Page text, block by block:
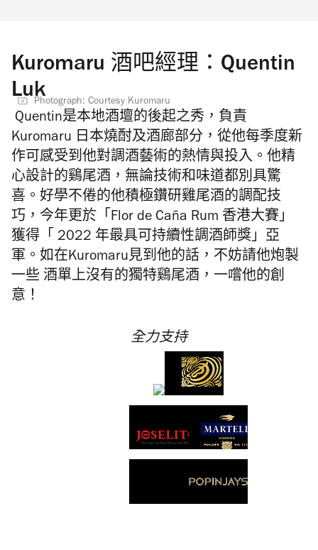
Kuromaru 酒吧經理：Quentin
LukPhotograph: Courtesy Kuromaru
Quentin是本地酒壇的後起之秀，負責
Kuromaru 日本燒酎及酒廊部分，從他每季度新
作可感受到他對調酒藝術的熱情與投入。他精
心設計的鷄尾酒，無論技術和味道都別具驚
喜。好學不倦的他積極鑽研雞尾酒的調配技
巧，今年更於「Flor de Caña Rum 香港大賽」
獲得「 2022 年最具可持續性調酒師獎」亞
軍。如在Kuromaru見到他的話，不妨請他炮製
一些 酒單上沒有的獨特鷄尾酒，一嚐他的創
意！
全力支持